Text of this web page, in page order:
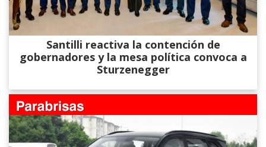
Santilli reactiva la contención de
gobernadores y la mesa política convoca a
Sturzenegger